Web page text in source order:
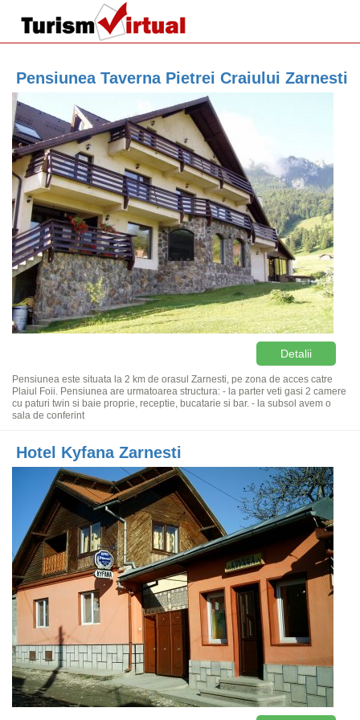
Pensiunea Taverna Pietrei Craiului Zarnesti
Detalii
Pensiunea este situata la 2 km de orasul Zarnesti, pe zona de acces catre
Plaiul Foii. Pensiunea are urmatoarea structura: - la parter veti gasi 2 camere
cu paturi twin si baie proprie, receptie, bucatarie si bar. - la subsol avem o
sala de conferint
Hotel Kyfana Zarnesti